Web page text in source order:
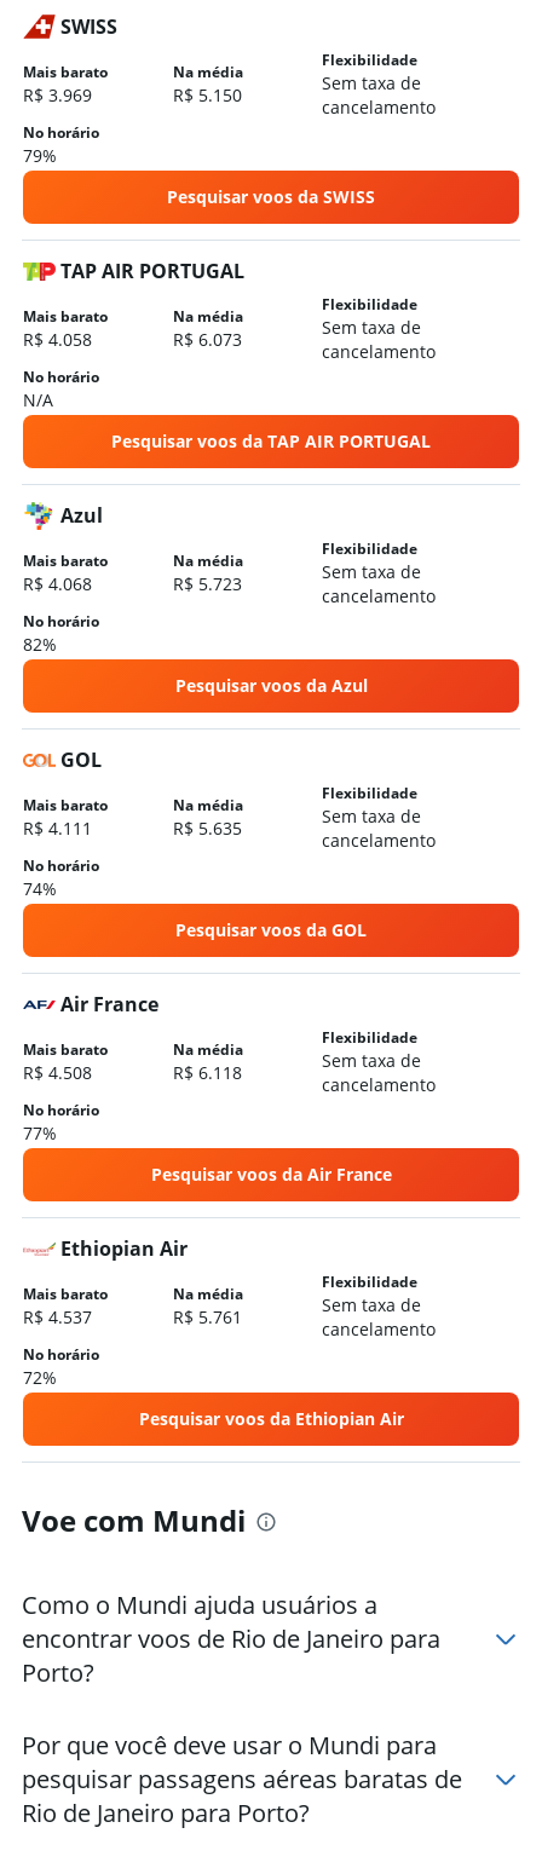
SWISS
Mais barato
R$ 3.969
Na média
R$ 5.150
Flexibilidade
Sem taxa de
cancelamento
No horário
79%
Pesquisar voos da SWISS
TAP AIR PORTUGAL
Mais barato
R$ 4.058
Na média
R$ 6.073
Flexibilidade
Sem taxa de
cancelamento
No horário
N/A
Pesquisar voos da TAP AIR PORTUGAL
Azul
Mais barato
R$ 4.068
Na média
R$ 5.723
Flexibilidade
Sem taxa de
cancelamento
No horário
82%
Pesquisar voos da Azul
GOL
Mais barato
R$ 4.111
Na média
R$ 5.635
Flexibilidade
Sem taxa de
cancelamento
No horário
74%
Pesquisar voos da GOL
Air France
Mais barato
R$ 4.508
Na média
R$ 6.118
Flexibilidade
Sem taxa de
cancelamento
No horário
77%
Pesquisar voos da Air France
Ethiopian Air
Mais barato
R$ 4.537
Na média
R$ 5.761
Flexibilidade
Sem taxa de
cancelamento
No horário
72%
Pesquisar voos da Ethiopian Air
Voe com Mundi
Como o Mundi ajuda usuários a
encontrar voos de Rio de Janeiro para
Porto?
Por que você deve usar o Mundi para
pesquisar passagens aéreas baratas de
Rio de Janeiro para Porto?